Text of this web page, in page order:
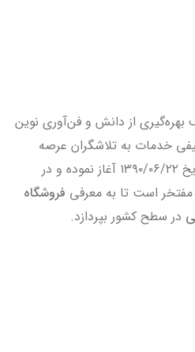
بهره‌گیری از دانش و فن‌آوری نوین
خدمات به تلاشگران عرصه
کشاورزی، فعالیت خود را از تاریخ ۱۳۹۰/۰۶/۲۲ آغاز نموده و در
است تا به معرفی فروشگاه
در سطح کشور بپردازد.